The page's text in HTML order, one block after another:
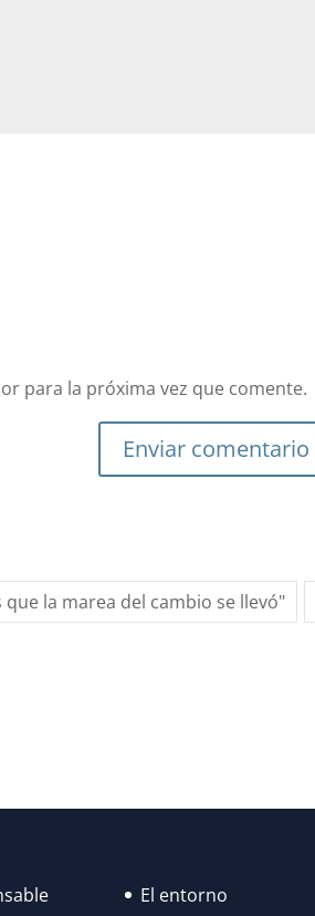
para la próxima vez que comente.
Enviar comentario
la marea del cambio se llevó"
El entorno